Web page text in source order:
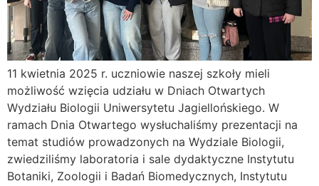
11 kwietnia 2025 r. uczniowie naszej szkoły mieli
możliwość wzięcia udziału w Dniach Otwartych
Wydziału Biologii Uniwersytetu Jagiellońskiego. W
ramach Dnia Otwartego wysłuchaliśmy prezentacji na
temat studiów prowadzonych na Wydziale Biologii,
zwiedziliśmy laboratoria i sale dydaktyczne Instytutu
Botaniki, Zoologii i Badań Biomedycznych, Instytutu